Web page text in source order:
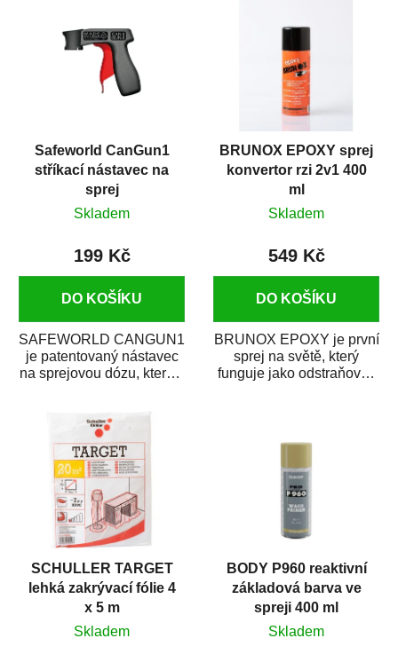
Safeworld CanGun1
stříkací nástavec na
sprej
Skladem
199 Kč
DO KOŠÍKU
SAFEWORLD CANGUN1
je patentovaný nástavec
na sprejovou dózu, který ji
BRUNOX EPOXY sprej
konvertor rzi 2v1 400
ml
Skladem
549 Kč
DO KOŠÍKU
BRUNOX EPOXY je první
sprej na světě, který
funguje jako odstraňovač
SCHULLER TARGET
lehká zakrývací fólie 4
x 5 m
Skladem
BODY P960 reaktivní
základová barva ve
spreji 400 ml
Skladem